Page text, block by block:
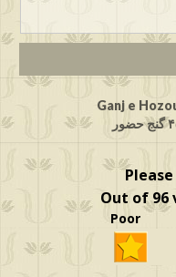
Ganj e
Out of 96
Poor